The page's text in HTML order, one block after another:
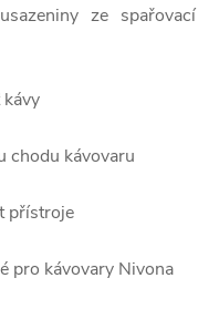
ze spařovací
chodu kávovaru
přístroje
pro kávovary Nivona